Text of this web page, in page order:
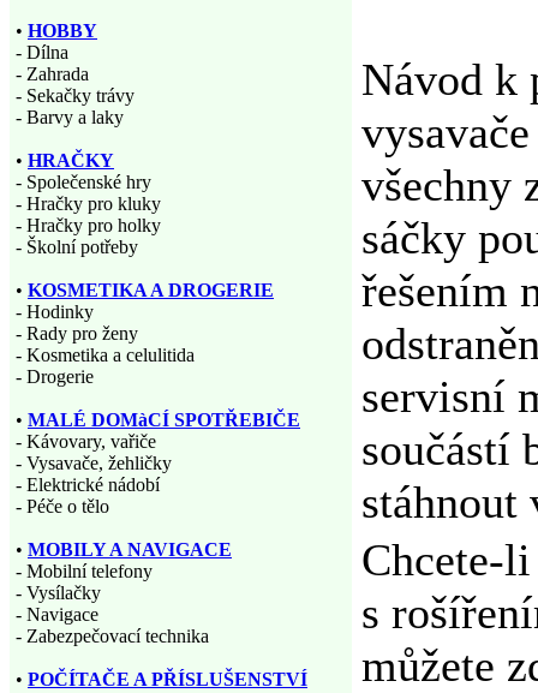
Návod k
všechny
sáčky
řešením
servisní
součástí
stáhnout
Chcete-
s
můžete
• HOBBY
- Dílna
- Zahrada
- Sekačky trávy
- Barvy a laky
• HRAČKY
- Společenské hry
- Hračky pro kluky
- Hračky pro holky
- Školní potřeby
• KOSMETIKA A DROGERIE
- Hodinky
- Rady pro ženy
- Kosmetika a celulitida
- Drogerie
• MALÉ DOMàCÍ SPOTŘEBIČE
- Kávovary, vařiče
- Vysavače, žehličky
- Elektrické nádobí
- Péče o tělo
• MOBILY A NAVIGACE
- Mobilní telefony
- Vysílačky
- Navigace
- Zabezpečovací technika
• POČÍTAČE A PŘÍSLUŠENSTVÍ